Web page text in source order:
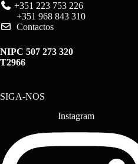
+351 223 753 226
+351 968 843 310
Contactos
NIPC 507 273 320
T2966
SIGA-NOS
Instagram